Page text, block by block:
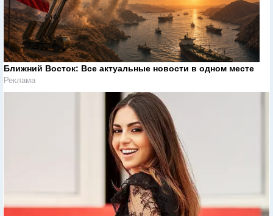
Ближний Восток: Все актуальные новости в одном месте
Реклама